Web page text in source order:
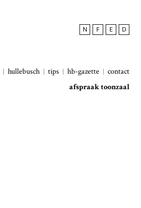
N F E D
hullebusch tips hb-gazette
contact
afspraak toonzaal